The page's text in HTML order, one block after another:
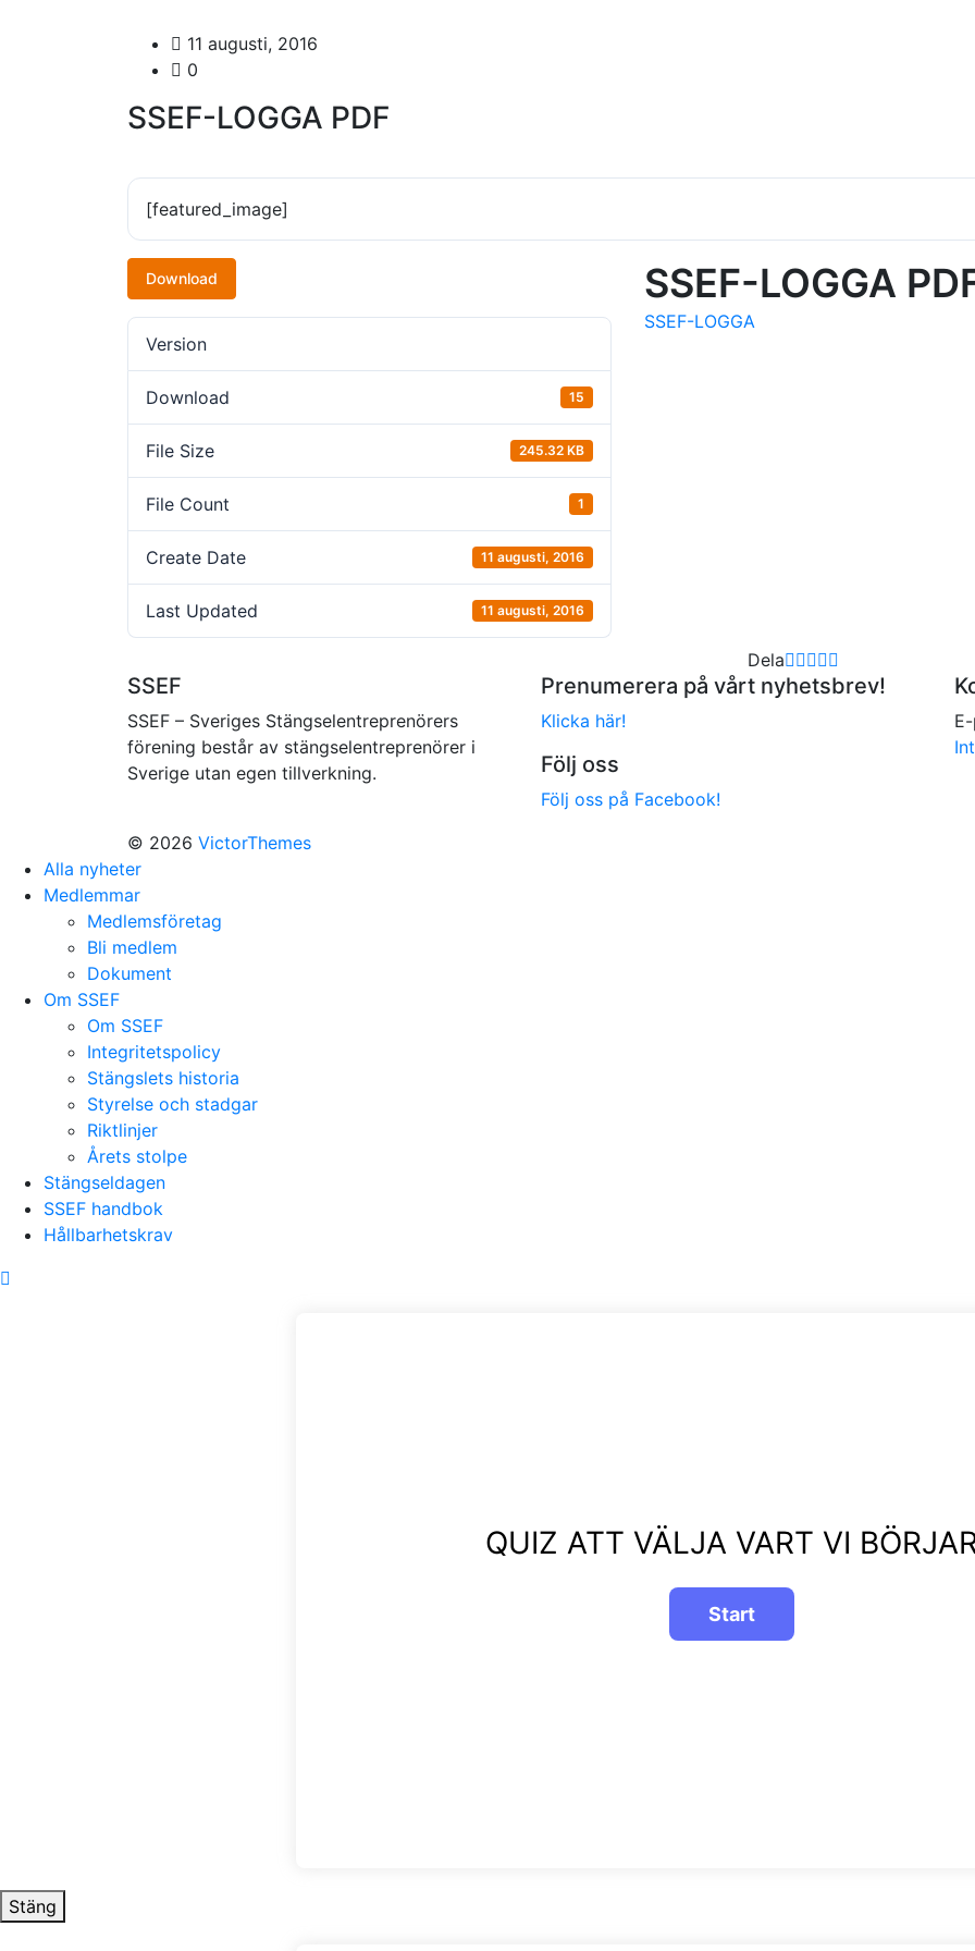
11 augusti, 2016
0
SSEF-LOGGA PDF
[featured_image]
Download
Version
Download 15
File Size 245.32 KB
File Count 1
Create Date 11 augusti, 2016
Last Updated 11 augusti, 2016
SSEF-LOGGA
SSEF-LOGGA
Dela
SSEF
SSEF – Sveriges Stängselentreprenörers
förening består av stängselentreprenörer i
Sverige utan egen tillverkning.
Prenumerera på vårt nyhetsbrev!
Klicka här!
Följ oss
Följ oss på Facebook!
© 2026 VictorThemes
Alla nyheter
Medlemmar
Medlemsföretag
Bli medlem
Dokument
Om SSEF
Om SSEF
Integritetspolicy
Stängslets historia
Styrelse och stadgar
Riktlinjer
Årets stolpe
Stängseldagen
SSEF handbok
Hållbarhetskrav
QUIZ ATT VÄLJA VART VI
Stäng